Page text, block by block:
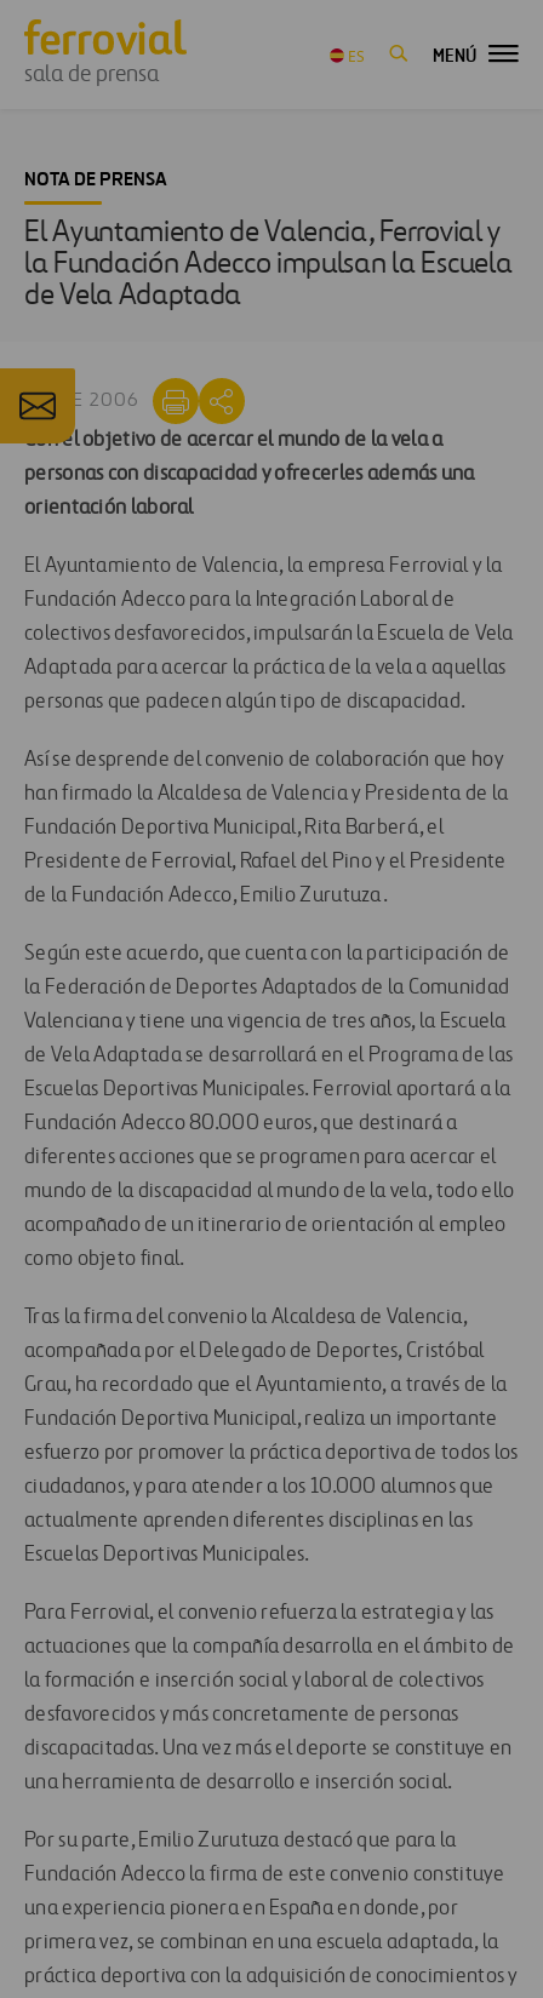
sala de prensa
ES MENÚ
NOTA DE PRENSA
El Ayuntamiento de Valencia, Ferrovial y
la Fundación Adecco impulsan la Escuela
de Vela Adaptada
12 ENE 2006
Con elobjetivo de acercar el mundo de la vela a
personas con discapacidad y ofrecerles además una
orientación laboral
El Ayuntamiento de Valencia, la empresa Ferrovial y la
Fundación Adecco para la Integración Laboral de
colectivos desfavorecidos, impulsarán la Escuela de Vela
Adaptada para acercar la práctica de la vela a aquellas
personas que padecen algún tipo de discapacidad.
Así se desprende del convenio de colaboración que hoy
han firmado la Alcaldesa de Valencia y Presidenta de la
Fundación Deportiva Municipal, Rita Barberá, el
Presidente de Ferrovial, Rafael del Pino y el Presidente
de la Fundación Adecco, Emilio Zurutuza.
Según este acuerdo, que cuenta con la participación de
la Federación de Deportes Adaptados de la Comunidad
Valenciana y tiene una vigencia de tres años, la Escuela
de Vela Adaptada se desarrollará en el Programa de las
Escuelas Deportivas Municipales. Ferrovial aportará a la
Fundación Adecco 80.000 euros, que destinará a
diferentes acciones que se programen para acercar el
mundo de la discapacidad al mundo de la vela, todo ello
acompañado de un itinerario de orientación al empleo
como objeto final.
Tras la firma del convenio la Alcaldesa de Valencia,
acompañada por el Delegado de Deportes, Cristóbal
Grau, ha recordado que el Ayuntamiento, a través de la
Fundación Deportiva Municipal, realiza un importante
esfuerzo por promover la práctica deportiva de todos los
ciudadanos, y para atender a los 10.000 alumnos que
actualmente aprenden diferentes disciplinas en las
Escuelas Deportivas Municipales.
Para Ferrovial, el convenio refuerza la estrategia y las
actuaciones que la compañía desarrolla en el ámbito de
la formación e inserción social y laboral de colectivos
desfavorecidos y más concretamente de personas
discapacitadas. Una vez más el deporte se constituye en
una herramienta de desarrollo e inserción social.
Por su parte, Emilio Zurutuza destacó que para la
Fundación Adecco la firma de este convenio constituye
una experiencia pionera en España en donde, por
primera vez, se combinan en una escuela adaptada, la
práctica deportiva con la adquisición de conocimientos y